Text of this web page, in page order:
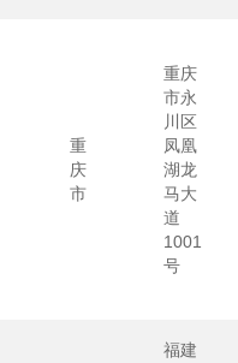
重
庆
市
重庆
市永
川区
凤凰
湖龙
马大
道
1001
号
福建